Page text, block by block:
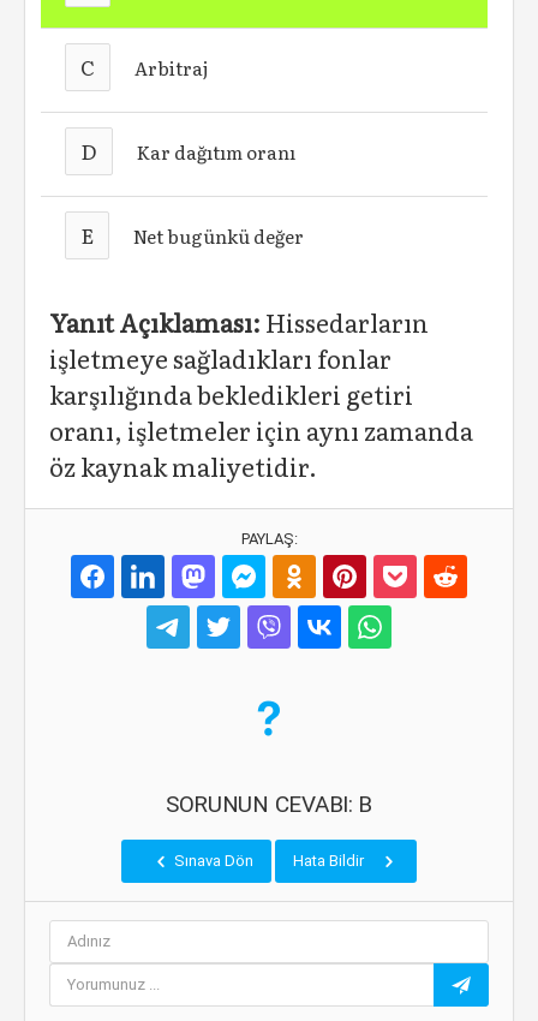
C Arbitraj
D Kar dağıtım oranı
E Net bugünkü değer
Yanıt Açıklaması: Hissedarların
işletmeye sağladıkları fonlar
karşılığında bekledikleri getiri
oranı, işletmeler için aynı zamanda
öz kaynak maliyetidir.
PAYLAŞ:
SORUNUN CEVABI: B
Sınava Dön Hata Bildir